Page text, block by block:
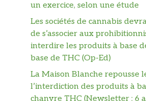
un exercice, selon une étude
Les sociétés de cannabis
de s’associer aux
interdire les produits à base
base de THC (Op-Ed)
La Maison Blanche repousse
l’interdiction des produits à
chanvre THC (Newsletter : 6